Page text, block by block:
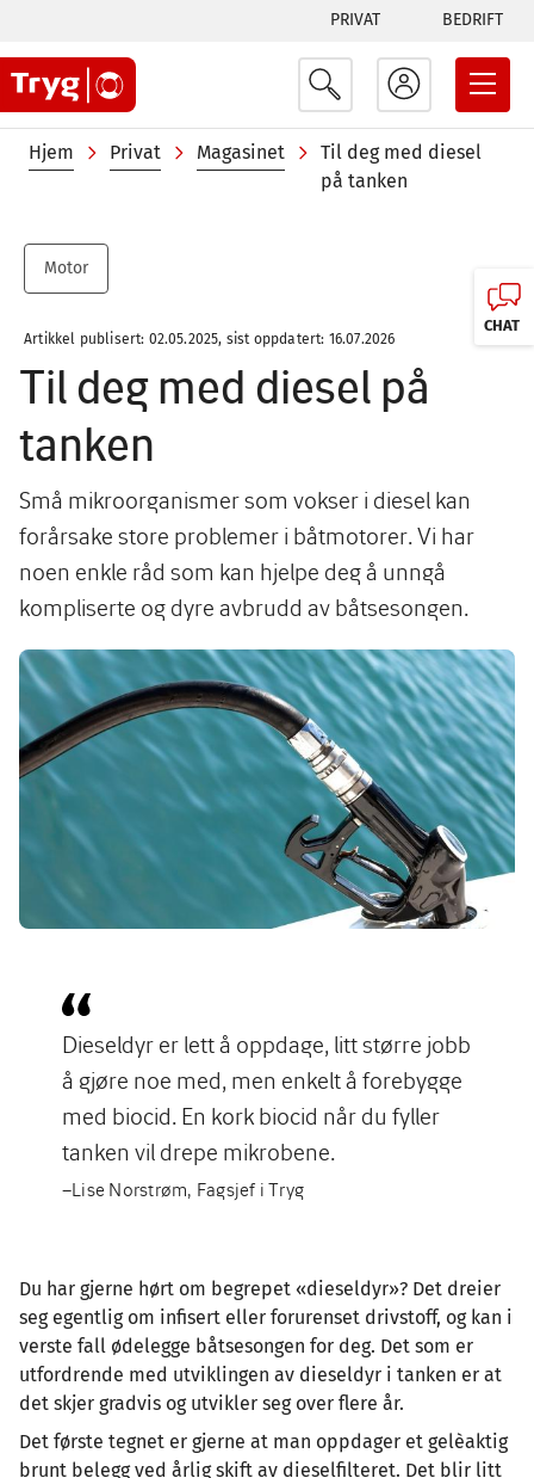
hovedinnhold
Tabs
menu
PRIVAT BEDRIFT
Navigasjonssti
Hjem Privat Magasinet
Til deg med diesel
på tanken
Motor
Artikkel publisert: 02.05.2025, sist oppdatert: 16.07.2026
Til deg med diesel på
tanken
Små mikroorganismer som vokser i diesel kan
forårsake store problemer i båtmotorer. Vi har
noen enkle råd som kan hjelpe deg å unngå
kompliserte og dyre avbrudd av båtsesongen.
Image
Dieseldyr er lett å oppdage, litt større jobb
å gjøre noe med, men enkelt å forebygge
med biocid. En kork biocid når du fyller
tanken vil drepe mikrobene.
–Lise Norstrøm, Fagsjef i Tryg
Du har gjerne hørt om begrepet «dieseldyr»? Det dreier
seg egentlig om infisert eller forurenset drivstoff, og kan i
verste fall ødelegge båtsesongen for deg. Det som er
utfordrende med utviklingen av dieseldyr i tanken er at
det skjer gradvis og utvikler seg over flere år.
Det første tegnet er gjerne at man oppdager et gelèaktig
brunt belegg ved årlig skift av dieselfilteret. Det blir litt
CHAT